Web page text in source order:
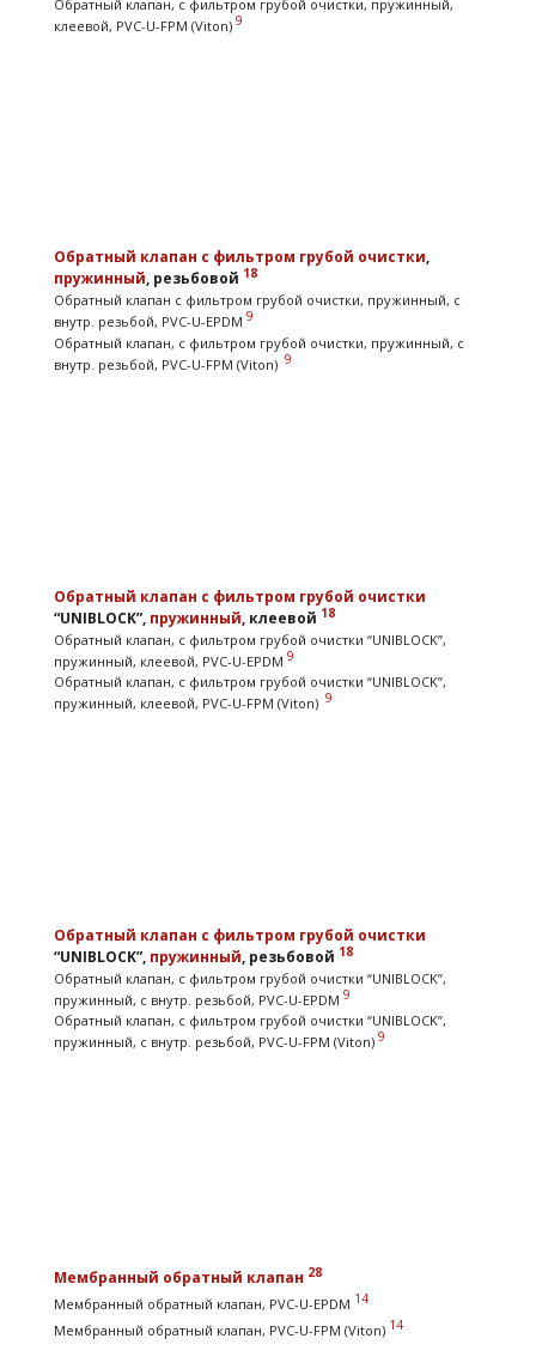
Обратный клапан, с фильтром грубой очистки, пружинный,
клеевой, PVC-U-FPM (Viton) 9
Обратный клапан с фильтром грубой очистки,
пружинный, резьбовой 18
Обратный клапан с фильтром грубой очистки, пружинный, с
внутр. резьбой, PVC-U-EPDM 9
Обратный клапан, с фильтром грубой очистки, пружинный, с
внутр. резьбой, PVC-U-FPM (Viton) 9
Обратный клапан с фильтром грубой очистки
“UNIBLOCK”, пружинный, клеевой 18
Обратный клапан, с фильтром грубой очистки “UNIBLOCK”,
пружинный, клеевой, PVC-U-EPDM 9
Обратный клапан, с фильтром грубой очистки “UNIBLOCK”,
пружинный, клеевой, PVC-U-FPM (Viton) 9
Обратный клапан с фильтром грубой очистки
“UNIBLOCK”, пружинный, резьбовой 18
Обратный клапан, с фильтром грубой очистки “UNIBLOCK”,
пружинный, с внутр. резьбой, PVC-U-EPDM 9
Обратный клапан, с фильтром грубой очистки “UNIBLOCK”,
пружинный, с внутр. резьбой, PVC-U-FPM (Viton) 9
Мембранный обратный клапан 28
Мембранный обратный клапан, PVC-U-EPDM 14
Мембранный обратный клапан, PVC-U-FPM (Viton) 14